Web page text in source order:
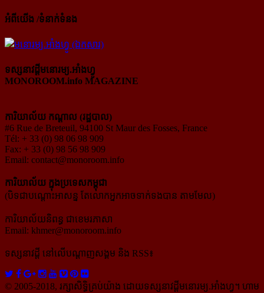
អំពីយើង /ទំនាក់ទំនង
ទស្សនាវដ្ដីមនោរម្យ.អាំងហ្វូ
MONOROOM.info MAGAZINE
ការិយាល័យ កណ្ដាល (រដ្ឋបាល)
#6 Rue de Breteuil, 94100 St Maur des Fosses, France
Tél: + 33 (0) 98 06 98 909
Fax: + 33 (0) 98 56 98 909
Email: contact@monoroom.info
ការិយាល័យ ក្នុង​ប្រទេស​កម្ពុជា
(បិទជាបណ្ដោះអាសន្ន តែលោកអ្នកអាចទាក់ទងបាន តាមមែល)
ការិយាល័យនិពន្ធ ជាខេមរភាសា
Email: khmer@monoroom.info
ទស្សនាវដ្ដី​ នៅលើបណ្ដាញសង្គម និង RSS៖
© 2005-2018, រក្សាសិទ្ធិគ្រប់យ៉ាង ដោយទស្សនាវដ្ដី​មនោរម្យ.អាំងហ្វូ។ ហាម​